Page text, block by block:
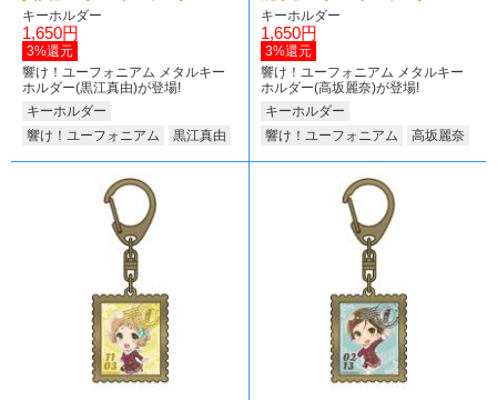
キーホルダー
1,650円
3%還元
響け！ユーフォニアム メタルキー
ホルダー(黒江真由)が登場!
キーホルダー
響け！ユーフォニアム
黒江真由
キーホルダー
1,650円
3%還元
響け！ユーフォニアム メタルキー
ホルダー(高坂麗奈)が登場!
キーホルダー
響け！ユーフォニアム
高坂麗奈